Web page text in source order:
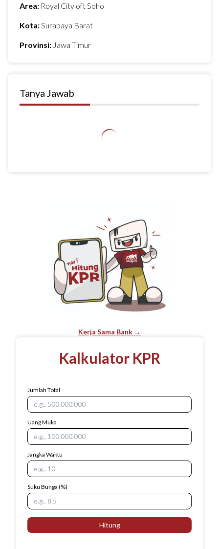
Kerja Sama Bank →
Kalkulator KPR
Jumlah Total
Uang Muka
Jangka Waktu
Suku Bunga (%)
Hitung
Area: Royal Cityloft Soho
Kota:Surabaya Barat
Provinsi: Jawa Timur
Tanya Jawab